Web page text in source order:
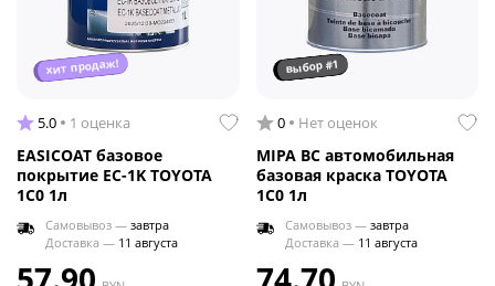
хит продаж!
5.0 1 оценка
EASICOAT базовое
покрытие EC-1K TOYOTA
1C0 1л
Самовывоз — завтра
Доставка — 11 августа
выбор #1
0 Нет оценок
MIPA BC автомобильная
базовая краска TOYOTA
1C0 1л
Самовывоз — завтра
Доставка — 11 августа